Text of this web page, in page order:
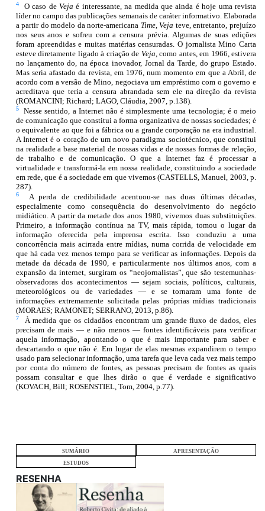
4O caso de Vejaé interessante, na medida que ainda é hoje uma revista
líder no campo das publicações semanais de caráter informativo. Elaborada
a partir do modelo da norte-americana Time,Veja teve, entretanto, prejuízo
nos seus anos e sofreu com a censura prévia. Algumas de suas edições
foram apreendidas e muitas matérias censuradas. O jornalista Mino Carta
esteve diretamente ligado à criação de Veja, como antes, em 1966, estivera
no lançamento do, na época inovador, Jornal da Tarde, do grupo Estado.
Mas seria afastado da revista, em 1976, num momento em que a Abril, de
acordo com a versão de Mino, negociava um empréstimo com o governo e
acreditava que teria a censura abrandada sem ele na direção da revista
(ROMANCINI; Richard; LAGO, Cláudia, 2007, p.138).
5Nesse sentido, a Internet não é simplesmente uma tecnologia; é o meio
de comunicação que constitui a forma organizativa de nossas sociedades; é
o equivalente ao que foi a fábrica ou a grande corporação na era industrial.
A Internet é o coração de um novo paradigma sociotécnico, que constitui
na realidade a base material de nossas vidas e de nossas formas de relação,
de trabalho e de comunicação. O que a Internet faz é processar a
virtualidade e transformá-la em nossa realidade, constituindo a sociedade
em rede, que é a sociedade em que vivemos (CASTELLS, Manuel, 2003, p.
287).
6A perda de credibilidade acentuou-se nas duas últimas décadas,
especialmente como consequência do desenvolvimento do negócio
midiático. A partir da metade dos anos 1980, vivemos duas substituições.
Primeiro, a informação contínua na TV, mais rápida, tomou o lugar da
informação oferecida pela imprensa escrita. Isso conduziu a uma
concorrência mais acirrada entre mídias, numa corrida de velocidade em
que há cada vez menos tempo para se verificar as informações. Depois da
metade da década de 1990, e particularmente nos últimos anos, com a
expansão da internet, surgiram os “neojornalistas”, que são testemunhas-
observadoras dos acontecimentos — sejam sociais, políticos, culturais,
meteorológicos ou de variedades — e se tornaram uma fonte de
informações extremamente solicitada pelas próprias mídias tradicionais
(MORAES; RAMONET; SERRANO, 2013, p.86).
7
À medida que os cidadãos encontram um grande fluxo de dados, eles
precisam de mais — e não menos — fontes identificáveis para verificar
aquela informação, apontando o que é mais importante para saber e
descartando o que não é. Em lugar de elas mesmas expandirem o tempo
usado para selecionar informação, uma tarefa que leva cada vez mais tempo
por conta do número de fontes, as pessoas precisam de fontes as quais
possam consultar e que lhes dirão o que é verdade e significativo
(KOVACH, Bill; ROSENSTIEL, Tom, 2004, p.77).
SUMÁRIO
APRESENTAÇÃO
ESTUDOS
RESENHA